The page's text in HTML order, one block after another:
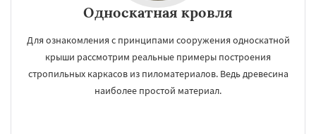
×
Односкатная кровля
Для ознакомления с принципами сооружения односкатной
крыши рассмотрим реальные примеры построения
стропильных каркасов из пиломатериалов. Ведь древесина
наиболее простой материал.